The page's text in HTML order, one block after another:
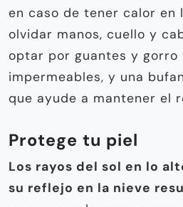
en caso de tener calor en
olvidar manos, cuello y
optar por guantes y gorro
impermeables, y una
que ayude a mantener el
Protege tu piel
Los rayos del sol en lo
su reflejo en la nieve